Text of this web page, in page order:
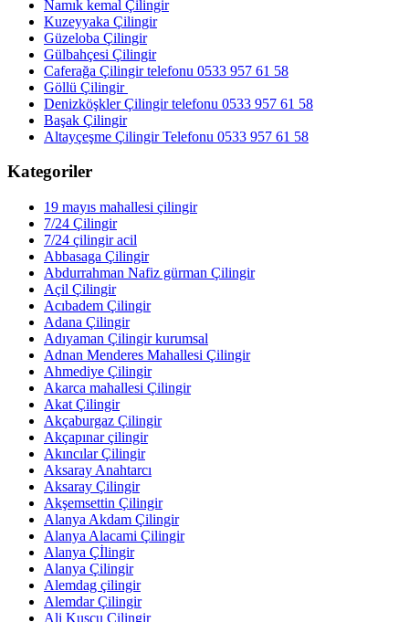
Namık kemal Çilingir
Kuzeyyaka Çilingir
Güzeloba Çilingir
Gülbahçesi Çilingir
Caferağa Çilingir telefonu 0533 957 61 58
Göllü Çilingir
Denizköşkler Çilingir telefonu 0533 957 61 58
Başak Çilingir
Altayçeşme Çilingir Telefonu 0533 957 61 58
Kategoriler
19 mayıs mahallesi çilingir
7/24 Çilingir
7/24 çilingir acil
Abbasaga Çilingir
Abdurrahman Nafiz gürman Çilingir
Açil Çilingir
Acıbadem Çilingir
Adana Çilingir
Adıyaman Çilingir kurumsal
Adnan Menderes Mahallesi Çilingir
Ahmediye Çilingir
Akarca mahallesi Çilingir
Akat Çilingir
Akçaburgaz Çilingir
Akçapınar çilingir
Akıncılar Çilingir
Aksaray Anahtarcı
Aksaray Çilingir
Akşemsettin Çilingir
Alanya Akdam Çilingir
Alanya Alacami Çilingir
Alanya Çİlingir
Alanya Çilingir
Alemdag çilingir
Alemdar Çilingir
Ali Kuşçu Çilingir